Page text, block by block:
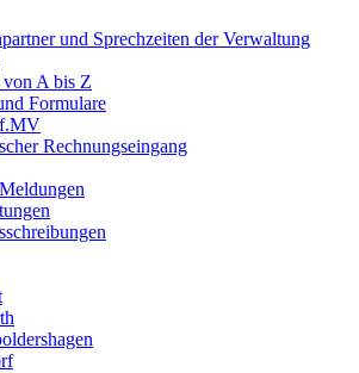
und Sprechzeiten der Verwaltung
A bis Z
Formulare
Rechnungseingang